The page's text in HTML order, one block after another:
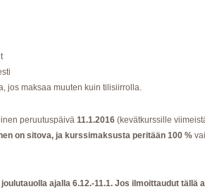
jos maksaa muuten kuin tilisiirrolla.
peruutuspäivä 11.1.2016 (kevätkurssille
on sitova, ja kurssimaksusta peritään 100 %
ajalla 6.12.-11.1. Jos ilmoittaudut